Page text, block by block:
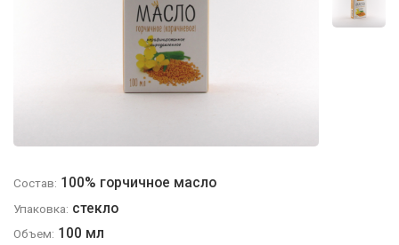
Состав: 100% горчичное масло
Упаковка: стекло
Объем: 100 мл